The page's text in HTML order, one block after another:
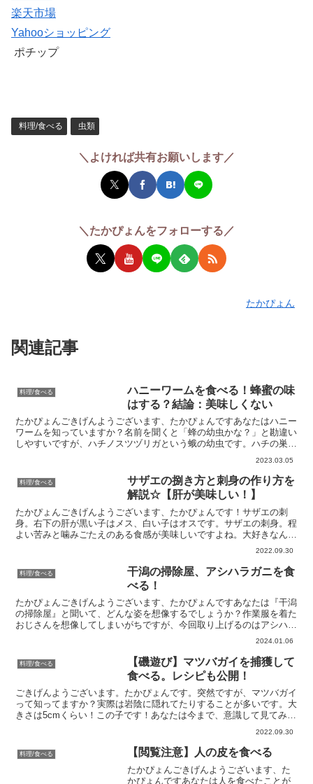
楽天市場
Yahooショッピング
ポチップ
料理/食べる 虫類
＼よければ共有お願いします／
＼たかぴょんをフォローする／
たかぴょん
関連記事
料理/食べる
ハニーワームを食べる！蜂蜜の味
はする？結論：美味しくない
たかぴょんごきげんようございます、たかぴょんですあなたはハニー
ワームを知っていますか？名前を聞くと「蜂の幼虫かな？」と勘違い
しやすいですが、ハチノスツヅリガという蛾の幼虫です。ハチの巣に
2023.03.05
料理/食べる
サザエの捌き方と刺身の作り方を
解説☆【肝が美味しい！】
たかぴょんごきげんようございます、たかぴょんです！サザエの刺
身。右下の肝が黒い子はメス、白い子はオスです。サザエの刺身。程
よい苦みと噛みごたえのある食感が美味しいですよね。大好きなんで
2022.09.30
料理/食べる
干潟の掃除屋、アシハラガニを食
べる！
たかぴょんごきげんようございます、たかぴょんですあなたは『干潟
の掃除屋』と聞いて、どんな姿を想像するでしょうか？作業服を着た
おじさんを想像してしまいがちですが、今回取り上げるのはアシハラ
2024.01.06
料理/食べる
【磯遊び】マツバガイを捕獲して
食べる。レシピも公開！
ごきげんようございます。たかぴょんです。突然ですが、マツバガイ
って知ってますか？実際は岩陰に隠れてたりすることが多いです。大
きさは5cmくらい！この子です！あなたは今まで、意識して見てみた
2022.09.30
料理/食べる 【閲覧注意】人の皮を食べる
たかぴょんごきげんようございます、た
かぴょんですあなたは人を食べたことが